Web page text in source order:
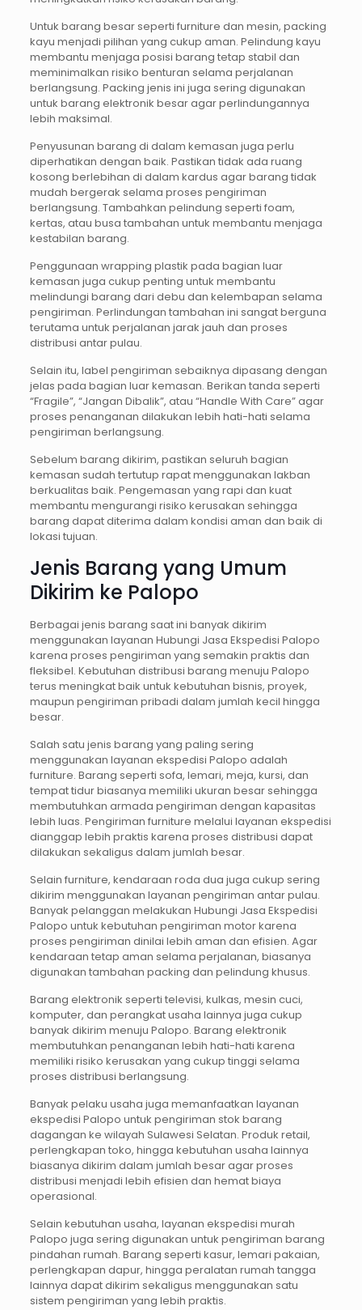
Untuk barang besar seperti furniture dan mesin, packing
kayu menjadi pilihan yang cukup aman. Pelindung kayu
membantu menjaga posisi barang tetap stabil dan
meminimalkan risiko benturan selama perjalanan
berlangsung. Packing jenis ini juga sering digunakan
untuk barang elektronik besar agar perlindungannya
lebih maksimal.
Penyusunan barang di dalam kemasan juga perlu
diperhatikan dengan baik. Pastikan tidak ada ruang
kosong berlebihan di dalam kardus agar barang tidak
mudah bergerak selama proses pengiriman
berlangsung. Tambahkan pelindung seperti foam,
kertas, atau busa tambahan untuk membantu menjaga
kestabilan barang.
Penggunaan wrapping plastik pada bagian luar
kemasan juga cukup penting untuk membantu
melindungi barang dari debu dan kelembapan selama
pengiriman. Perlindungan tambahan ini sangat berguna
terutama untuk perjalanan jarak jauh dan proses
distribusi antar pulau.
Selain itu, label pengiriman sebaiknya dipasang dengan
jelas pada bagian luar kemasan. Berikan tanda seperti
“Fragile”, “Jangan Dibalik”, atau “Handle With Care” agar
proses penanganan dilakukan lebih hati-hati selama
pengiriman berlangsung.
Sebelum barang dikirim, pastikan seluruh bagian
kemasan sudah tertutup rapat menggunakan lakban
berkualitas baik. Pengemasan yang rapi dan kuat
membantu mengurangi risiko kerusakan sehingga
barang dapat diterima dalam kondisi aman dan baik di
lokasi tujuan.
Jenis Barang yang Umum
Dikirim ke Palopo
Berbagai jenis barang saat ini banyak dikirim
menggunakan layanan Hubungi Jasa Ekspedisi Palopo
karena proses pengiriman yang semakin praktis dan
fleksibel. Kebutuhan distribusi barang menuju Palopo
terus meningkat baik untuk kebutuhan bisnis, proyek,
maupun pengiriman pribadi dalam jumlah kecil hingga
besar.
Salah satu jenis barang yang paling sering
menggunakan layanan ekspedisi Palopo adalah
furniture. Barang seperti sofa, lemari, meja, kursi, dan
tempat tidur biasanya memiliki ukuran besar sehingga
membutuhkan armada pengiriman dengan kapasitas
lebih luas. Pengiriman furniture melalui layanan ekspedisi
dianggap lebih praktis karena proses distribusi dapat
dilakukan sekaligus dalam jumlah besar.
Selain furniture, kendaraan roda dua juga cukup sering
dikirim menggunakan layanan pengiriman antar pulau.
Banyak pelanggan melakukan Hubungi Jasa Ekspedisi
Palopo untuk kebutuhan pengiriman motor karena
proses pengiriman dinilai lebih aman dan efisien. Agar
kendaraan tetap aman selama perjalanan, biasanya
digunakan tambahan packing dan pelindung khusus.
Barang elektronik seperti televisi, kulkas, mesin cuci,
komputer, dan perangkat usaha lainnya juga cukup
banyak dikirim menuju Palopo. Barang elektronik
membutuhkan penanganan lebih hati-hati karena
memiliki risiko kerusakan yang cukup tinggi selama
proses distribusi berlangsung.
Banyak pelaku usaha juga memanfaatkan layanan
ekspedisi Palopo untuk pengiriman stok barang
dagangan ke wilayah Sulawesi Selatan. Produk retail,
perlengkapan toko, hingga kebutuhan usaha lainnya
biasanya dikirim dalam jumlah besar agar proses
distribusi menjadi lebih efisien dan hemat biaya
operasional.
Selain kebutuhan usaha, layanan ekspedisi murah
Palopo juga sering digunakan untuk pengiriman barang
pindahan rumah. Barang seperti kasur, lemari pakaian,
perlengkapan dapur, hingga peralatan rumah tangga
lainnya dapat dikirim sekaligus menggunakan satu
sistem pengiriman yang lebih praktis.